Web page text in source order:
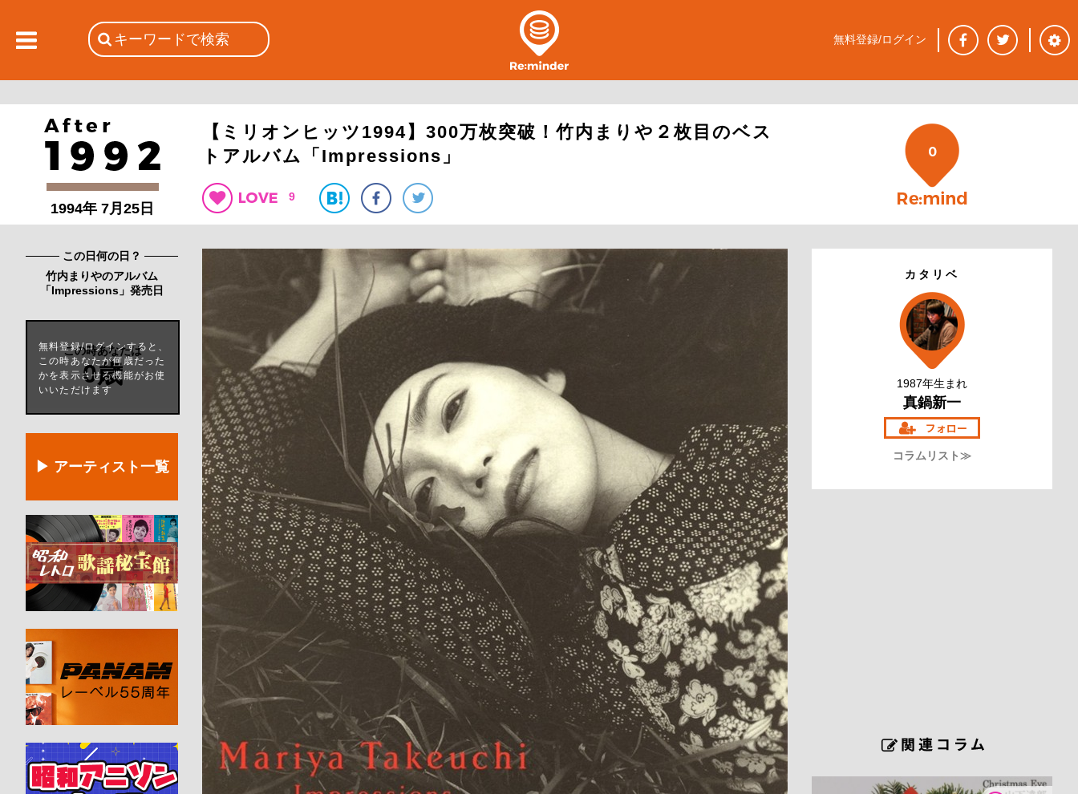
1994年 7月25日
【ミリオンヒッツ1994】300万枚突破！竹内まりや２枚目のベス
トアルバム「Impressions」
9
0
この日何の日？
竹内まりやのアルバム
「Impressions」発売日
この時あなたは
0歳
無料登録/ログインすると、
この時あなたが何歳だった
かを表示させる機能がお使
いいただけます
▶ アーティスト一覧
カタリベ
1987年生まれ
真鍋新一
コラムリスト≫
無料登録/ログイン